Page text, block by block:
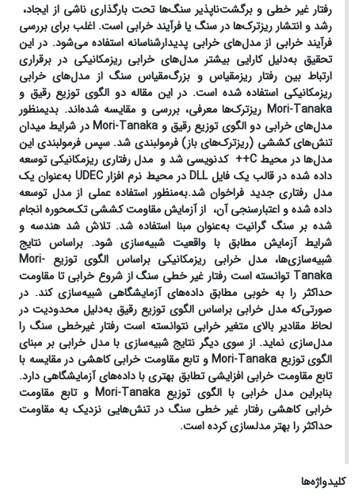
رفتار غیر خطی و برگشت‌ناپذیر سنگ‌ها تحت بارگذاری ناشی از ایجاد،
رشد و انتشار ریزترک‌ها در سنگ یا فرآیند خرابی است. اغلب برای بررسی
فرآیند خرابی از مدل‌های خرابی پدیدارشناسانه استفاده می‌شود. در این
تحقیق به‌دلیل کارایی بیشتر مدل‌های خرابی ریزمکانیکی در برقراری
ارتباط بین رفتار ریزمقیاس و بزرگ‌مقیاس سنگ از مدل‌های خرابی
ریزمکانیکی استفاده شده است. در این مقاله دو الگوی توزیع رقیق و
Mori-Tanaka ریزترک‌ها معرفی، بررسی و مقایسه شده‌اند. بدیمنظور
مدل‌های خرابی دو الگوی توزیع رقیق و Mori-Tanakaدر شرایط میدان
تنش‌های کششی (ریزترک‌های باز) فرمولبندی شد. سپس فرمولبندی این
مدل‌ها در محیط C++
کدنویسی شد و مدل رفتاری ریزمکانیکی توسعه
داده شده در قالب یک فایلDLLدر محیط نرم افزارUDEC به‌عنوان یک
مدل رفتاری جدید فراخوان شد.به‌منظور استفاده عملی از مدل توسعه
داده شده و اعتبارسنجی آن، از آزمایش مقاومت کششی تک‌محوره انجام
شده بر سنگ گرانیت به‌عنوان مبنا استفاده شد. تلاش شد هندسه و
شرایط آزمایش مطابق با واقعیت شبیه‌سازی شود. براساس نتایج
شبیه‌سازی‌ها، مدل خرابی ریزمکانیکی براساس الگوی توزیع Mori-
Tanaka توانسته است رفتار غیر خطی سنگ از شروع خرابی تا مقاومت
حداکثر را به خوبی مطابق ‌داده‌های آزمایشگاهی شبیه‌سازی کند. در
صورتی‌که مدل خرابی براساس الگوی توزیع رقیق به‌دلیل محدودیت در
لحاظ مقادیر بالای متغیر خرابی نتوانسته است رفتار غیرخطی سنگ را
مدل‌سازی نماید. از سوی دیگر نتایج شبیه‌سازی با مدل خرابی بر مبنای
الگوی توزیع Mori-Tanakaو تابع مقاومت خرابی کاهشی در مقایسه با
تابع مقاومت خرابی افزایشی تطابق بهتری با ‌داده‌های آزمایشگاهی دارد.
بنابراین مدل خرابی با الگوی توزیع Mori-Tanakaو تابع مقاومت
خرابی کاهشی رفتار غیر خطی سنگ در تنش‌هایی نزدیک به مقاومت
حداکثر را بهتر مدلسازی کرده است.
کلیدواژه‌ها